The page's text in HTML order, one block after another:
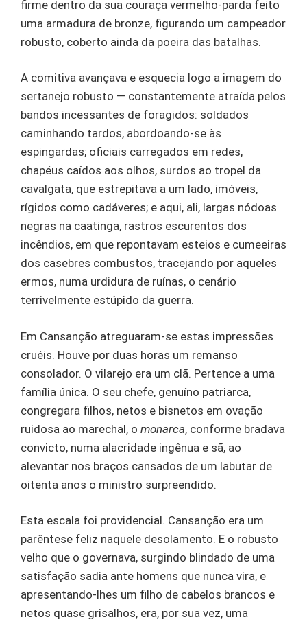
firme dentro da sua couraça vermelho-parda feito
uma armadura de bronze, figurando um campeador
robusto, coberto ainda da poeira das batalhas.
A comitiva avançava e esquecia logo a imagem do
sertanejo robusto — constantemente atraída pelos
bandos incessantes de foragidos: soldados
caminhando tardos, abordoando-se às
espingardas; oficiais carregados em redes,
chapéus caídos aos olhos, surdos ao tropel da
cavalgata, que estrepitava a um lado, imóveis,
rígidos como cadáveres; e aqui, ali, largas nódoas
negras na caatinga, rastros escurentos dos
incêndios, em que repontavam esteios e cumeeiras
dos casebres combustos, tracejando por aqueles
ermos, numa urdidura de ruínas, o cenário
terrivelmente estúpido da guerra.
Em Cansanção atreguaram-se estas impressões
cruéis. Houve por duas horas um remanso
consolador. O vilarejo era um clã. Pertence a uma
família única. O seu chefe, genuíno patriarca,
congregara filhos, netos e bisnetos em ovação
ruidosa ao marechal, o monarca, conforme bradava
convicto, numa alacridade ingênua e sã, ao
alevantar nos braços cansados de um labutar de
oitenta anos o ministro surpreendido.
Esta escala foi providencial. Cansanção era um
parêntese feliz naquele desolamento. E o robusto
velho que o governava, surgindo blindado de uma
satisfação sadia ante homens que nunca vira, e
apresentando-lhes um filho de cabelos brancos e
netos quase grisalhos, era, por sua vez, uma